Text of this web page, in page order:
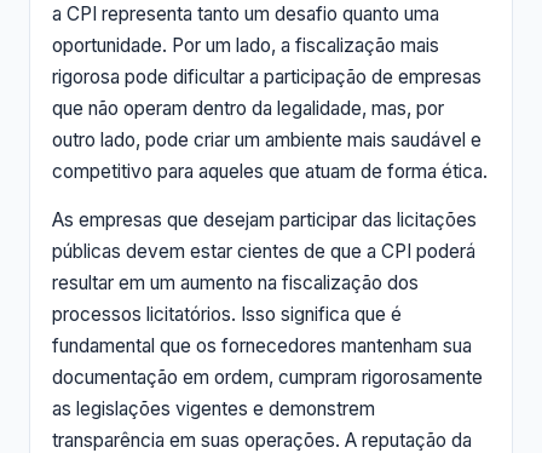
a CPI representa tanto um desafio quanto uma
oportunidade. Por um lado, a fiscalização mais
rigorosa pode dificultar a participação de empresas
que não operam dentro da legalidade, mas, por
outro lado, pode criar um ambiente mais saudável e
competitivo para aqueles que atuam de forma ética.
As empresas que desejam participar das licitações
públicas devem estar cientes de que a CPI poderá
resultar em um aumento na fiscalização dos
processos licitatórios. Isso significa que é
fundamental que os fornecedores mantenham sua
documentação em ordem, cumpram rigorosamente
as legislações vigentes e demonstrem
transparência em suas operações. A reputação da